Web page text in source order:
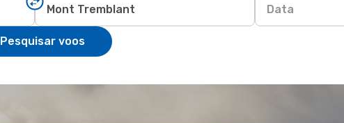
Data
Pesquisar voos